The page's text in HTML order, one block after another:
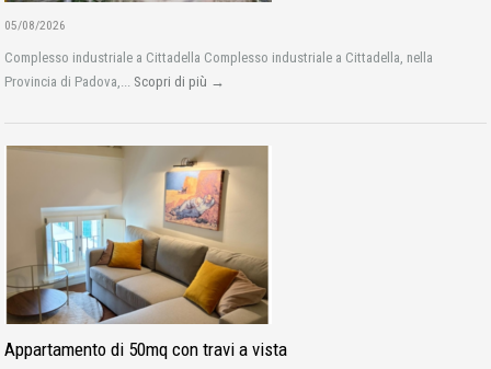
05/08/2026
Complesso industriale a Cittadella Complesso industriale a Cittadella, nella
Provincia di Padova,... Scopri di più →
Appartamento di 50mq con travi a vista